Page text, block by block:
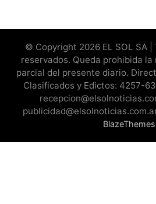
© Copyright 2026 EL SOL SA |
reservados. Queda prohibida
parcial del presente diario.
Clasificados y Edictos: 4257-
BlazeThemes